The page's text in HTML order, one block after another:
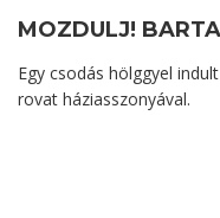
MOZDULJ!
Egy csodás hölggyel
rovat háziasszonyával.